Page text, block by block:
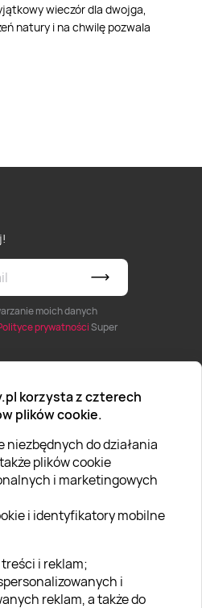
korzysta z czterech
plików cookie.
niezbędnych do działania
plików cookie
i marketingowych
i identyfikatory mobilne
i reklam;
i
reklam, a także do
wieczór dla dwojga,
natury i na chwilę pozwala
moich danych
prywatnościSuper